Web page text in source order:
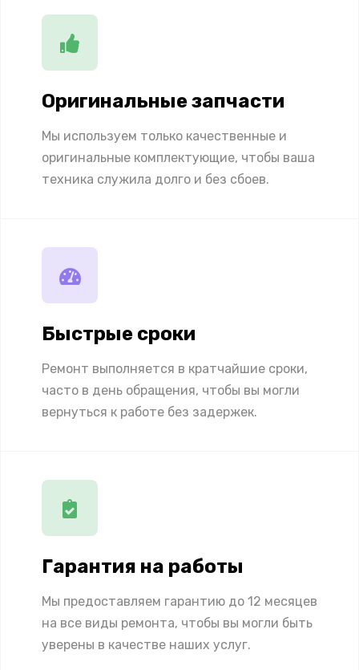
Оригинальные запчасти
Мы используем только качественные и
оригинальные комплектующие, чтобы ваша
техника служила долго и без сбоев.
Быстрые сроки
Ремонт выполняется в кратчайшие сроки,
часто в день обращения, чтобы вы могли
вернуться к работе без задержек.
Гарантия на работы
Мы предоставляем гарантию до 12 месяцев
на все виды ремонта, чтобы вы могли быть
уверены в качестве наших услуг.